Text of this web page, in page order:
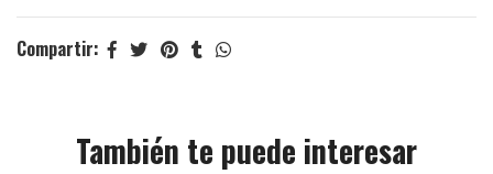
Compartir:
También te puede interesar